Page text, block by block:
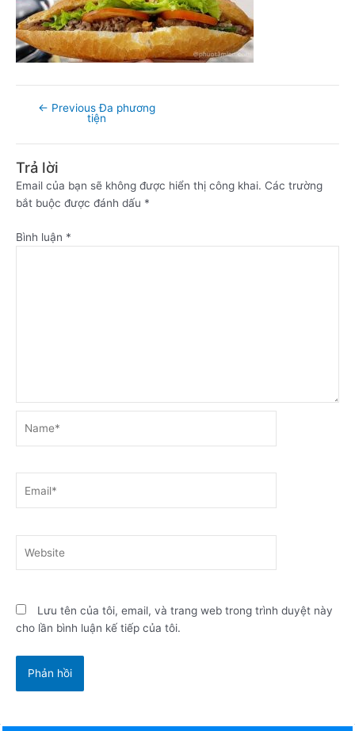
← Previous Đa phương
tiện
Trả lời
Email của bạn sẽ không được hiển thị công khai. Các trường
bắt buộc được đánh dấu *
Bình luận *
Lưu tên của tôi, email, và trang web trong trình duyệt này
cho lần bình luận kế tiếp của tôi.